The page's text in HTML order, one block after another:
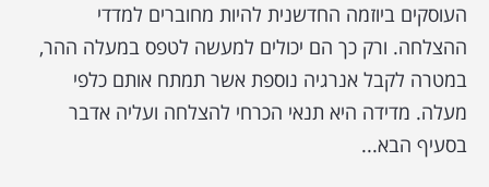
העוסקים ביוזמה החדשנית להיות מחוברים למדדי
ההצלחה. ורק כך הם יכולים למעשה לטפס במעלה ההר,
במטרה לקבל אנרגיה נוספת אשר תמתח אותם כלפי
מעלה. מדידה היא תנאי הכרחי להצלחה ועליה אדבר
בסעיף הבא...